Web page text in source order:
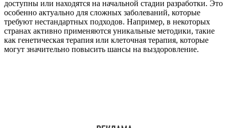
доступны или находятся на начальной стадии разработки. Это
особенно актуально для сложных заболеваний, которые
требуют нестандартных подходов. Например, в некоторых
странах активно применяются уникальные методики, такие
как генетическая терапия или клеточная терапия, которые
могут значительно повысить шансы на выздоровление.